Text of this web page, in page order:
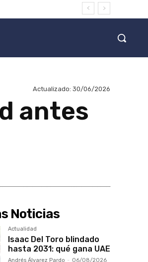
Actualizado: 30/06/2026
antes
Noticias
Actualidad
Isaac Del Toro blindado
hasta 2031: qué gana UAE
Andrés Álvarez Pardo - 06/08/2026